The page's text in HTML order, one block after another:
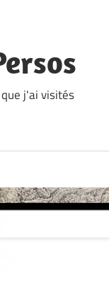
j'ai visités